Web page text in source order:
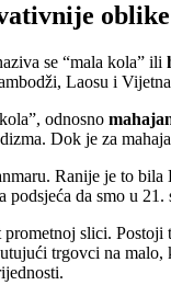
oblike
se “mala kola” ili
Laosu i
odnosno
Dok je za
Ranije je to
da smo u
slici.
trgovci na